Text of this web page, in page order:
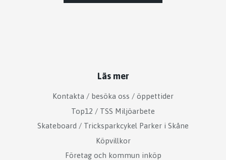
Läs mer
Kontakta / besöka oss / öppettider
Top12 / TSS Miljöarbete
Skateboard / Tricksparkcykel Parker i Skåne
Köpvillkor
Företag och kommun inköp